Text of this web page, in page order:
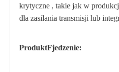
krytyczne , takie jak w
dla zasilania transmisji lub
ProduktFjedzenie: